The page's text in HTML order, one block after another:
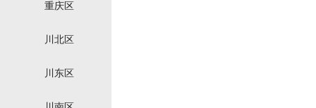
重庆区
川北区
川东区